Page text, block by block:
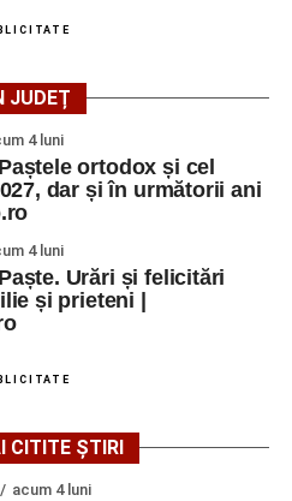
au ajuns la spital
JUDEȚ
4 luni
ortodox și cel
dar și în următorii ani
4 luni
Urări și felicitări
și prieteni |
CITITE ȘTIRI
acum 4 luni